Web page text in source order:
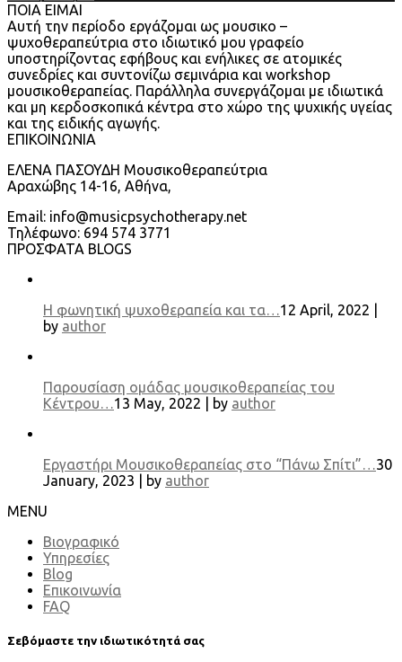
ΠΟΙΑ ΕΙΜΑΙ
Αυτή την περίοδο εργάζομαι ως μουσικο –
ψυχοθεραπεύτρια στο ιδιωτικό μου γραφείο
υποστηρίζοντας εφήβους και ενήλικες σε ατομικές
συνεδρίες και συντονίζω σεμινάρια και workshop
μουσικοθεραπείας. Παράλληλα συνεργάζομαι με ιδιωτικά
και μη κερδοσκοπικά κέντρα στο χώρο της ψυχικής υγείας
και της ειδικής αγωγής.
ΕΠΙΚΟΙΝΩΝΙΑ
ΕΛΕΝΑ ΠΑΣΟΥΔΗ Μουσικοθεραπεύτρια
Αραχώβης 14-16, Αθήνα,
Email: info@musicpsychotherapy.net
Τηλέφωνο: 694 574 3771
ΠΡΟΣΦΑΤΑ BLOGS
Η φωνητική ψυχοθεραπεία και τα…12 April, 2022 |
by author
Παρουσίαση ομάδας μουσικοθεραπείας του
Κέντρου…13 May, 2022 | by author
Εργαστήρι Μουσικοθεραπείας στο “Πάνω Σπίτι”…30
January, 2023 | by author
MENU
Βιογραφικό
Υπηρεσίες
Blog
Επικοινωνία
FAQ
Σεβόμαστε την ιδιωτικότητά σας